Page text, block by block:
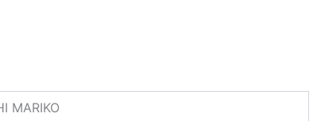
MARIKO